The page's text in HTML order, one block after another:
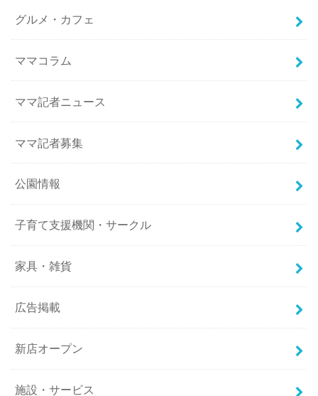
グルメ・カフェ
ママコラム
ママ記者ニュース
ママ記者募集
公園情報
子育て支援機関・サークル
家具・雑貨
広告掲載
新店オープン
施設・サービス